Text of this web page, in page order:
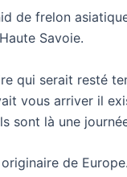
de frelon
Savoie.
qui serait resté
vous arriver il
sont là une
originaire de